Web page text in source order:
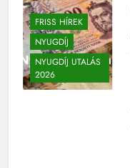
FRISS HÍREK
NYUGDÍJ
NYUGDÍJ UTALÁS
2026